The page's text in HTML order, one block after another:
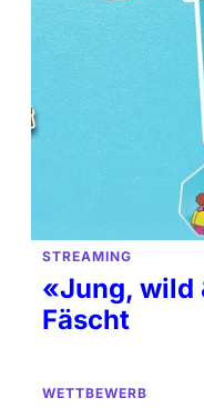
STREAMING
«Jung, wild
Fäscht
WETTBEWERB